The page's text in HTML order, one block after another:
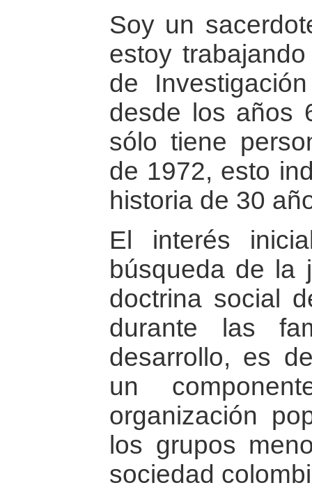
Soy un
estoy
de
desde los años
sólo tiene
de 1972, esto
historia de 30
El interés
búsqueda de la
doctrina social
durante las
desarrollo, es
un
organización
los grupos
sociedad